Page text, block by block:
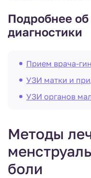
Подробнее
диагностики
Прием врача-
УЗИ матки и
УЗИ органов
Методы
боли